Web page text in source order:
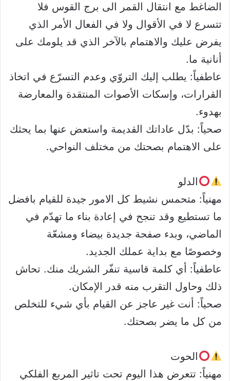
الضاغط مع انتقال القمر الى برج القوس فلا
تتسرع لا في الأقوال ولا في الفعال الأمر الذي
يفرض عليك والاهتمام بالآخر الذي قد يلومك على
أنانية ما.
عاطفياً: يطلب إليك التروّي وعدم التسرّع في اتخاذ
القرارات، وإسكات الأصوات المنتقدة والمعارضة
بهدوء.
صحياً: بدّل عاداتك القديمة واستعض عنها بما يحثك
على الاهتمام بصحتك من مختلف النواحي.
الدلو
مهنياً: متحمس نشيط كل الامور جيدة للقيام بافضل
ما تستطيع وقد تنجح في إعادة بناء ما تهدّم في
الماضي، وبدء صفحة جديدة بيضاء ومشعّة
وخصوصًا مع بداية عملك الجديد.
عاطفياً: أي كلمة قاسية تنفّر الشريك منك. تحاش
ذلك وحاول التقرب منه قدر الإمكان.
صحياً: أنت غير عاجز عن القيام بأي شيء للتخلص
من كل ما يضر بصحتك.
الحوت
مهنياً: تتعرض هذا اليوم تحت تاثير المربع الفلكي